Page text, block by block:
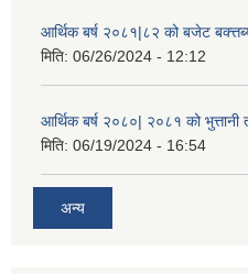
आर्थिक बर्ष २०८१|८२ को बजेट
मिति: 06/26/2024 - 12:12
आर्थिक बर्ष २०८०| २०८१ को भुत्तानी
मिति: 06/19/2024 - 16:54
अन्य